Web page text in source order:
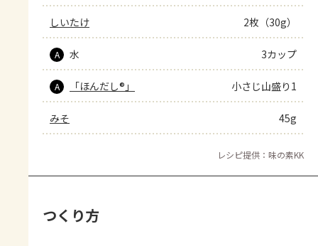
しいたけ 2枚（30g）
A 水 3カップ
A 「ほんだし®」 小さじ山盛り1
みそ 45g
レシピ提供：味の素KK
つくり方